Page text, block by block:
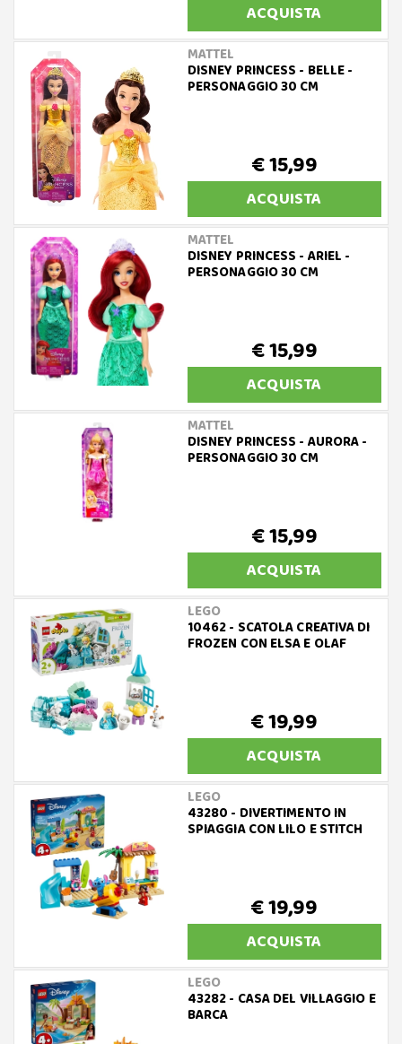
ACQUISTA
MATTEL
DISNEY PRINCESS - BELLE -
PERSONAGGIO 30 CM
€ 15,99
ACQUISTA
MATTEL
DISNEY PRINCESS - ARIEL -
PERSONAGGIO 30 CM
€ 15,99
ACQUISTA
MATTEL
DISNEY PRINCESS - AURORA -
PERSONAGGIO 30 CM
€ 15,99
ACQUISTA
LEGO
10462 - SCATOLA CREATIVA DI
FROZEN CON ELSA E OLAF
€ 19,99
ACQUISTA
LEGO
43280 - DIVERTIMENTO IN
SPIAGGIA CON LILO E STITCH
€ 19,99
ACQUISTA
LEGO
43282 - CASA DEL VILLAGGIO E
BARCA